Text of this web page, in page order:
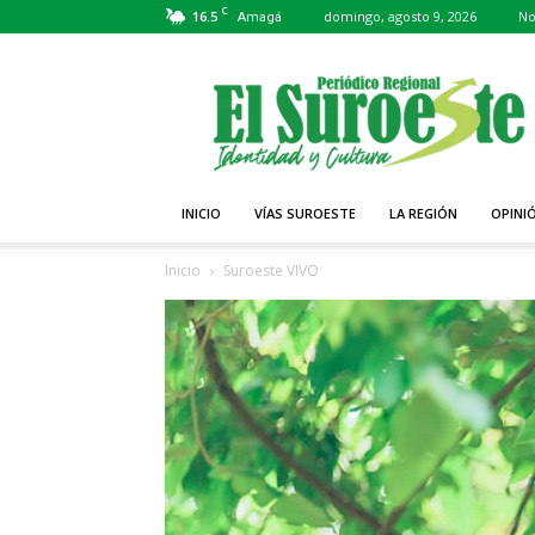
16.5 C Amagá domingo, agosto 9, 2026
Periódico
El
Suroeste
INICIO VÍAS SUROESTE LA REGIÓN
Inicio Suroeste VIVO